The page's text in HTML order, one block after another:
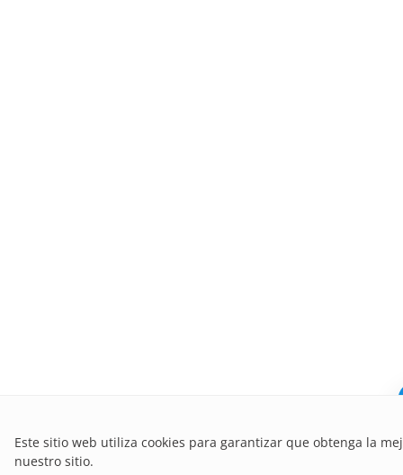
Este sitio web utiliza cookies para garantizar que obtenga la
nuestro sitio.